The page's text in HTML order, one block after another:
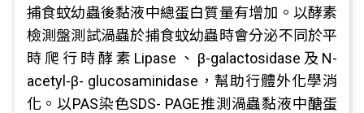
捕食蚊幼蟲後黏液中總蛋白質量有增加。以酵素
檢測盤測試渦蟲於捕食蚊幼蟲時會分泌不同於平
時爬行時酵素Lipase、β-galactosidase及N-
acetyl-β- glucosaminidase，幫助行體外化學消
化。以PAS染色SDS- PAGE推測渦蟲黏液中醣蛋